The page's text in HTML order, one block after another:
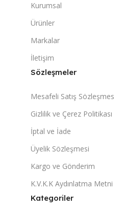
Kurumsal
Ürünler
Markalar
İletişim
Sözleşmeler
Mesafeli Satış Sözleşmes
Gizlilik ve Çerez Politikası
İptal ve İade
Üyelik Sözleşmesi
Kargo ve Gönderim
K.V.K.K Aydınlatma Metni
Kategoriler